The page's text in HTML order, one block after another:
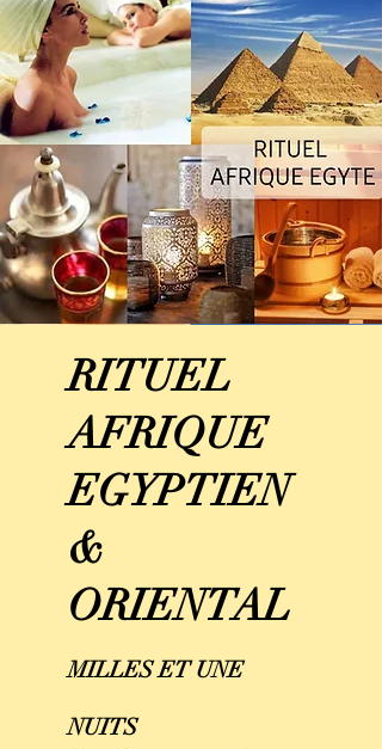
RITUEL
AFRIQUE
EGYPTIEN
&
ORIENTAL
MILLES ET UNE
NUITS